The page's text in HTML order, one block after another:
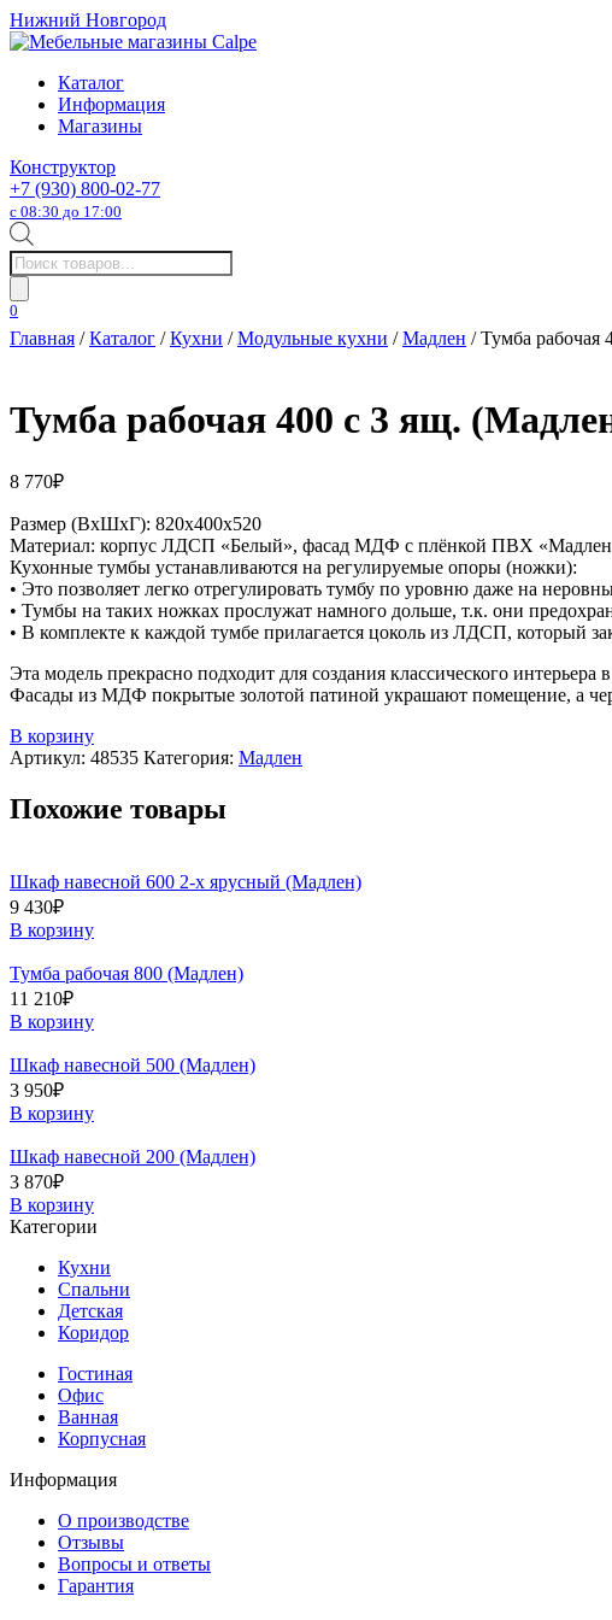
Нижний Новгород
Каталог
Информация
Магазины
Конструктор
+7 (930) 800-02-77
с 08:30 до 17:00
Поиск
товаров
0
Главная /Каталог /Кухни /Модульные кухни /Мадлен / Тумба рабочая
Тумба рабочая 400 с 3 ящ.
8 770₽
Размер (ВхШхГ): 820х400х520
Материал: корпус ЛДСП «Белый», фасад МДФ с плёнкой ПВХ
Кухонные тумбы устанавливаются на регулируемые опоры (ножки):
• Это позволяет легко отрегулировать тумбу по уровню даже на
• Тумбы на таких ножках прослужат намного дольше, т.к. они
• В комплекте к каждой тумбе прилагается цоколь из ЛДСП, который
Эта модель прекрасно подходит для создания классического
Фасады из МДФ покрытые золотой патиной украшают помещение, а
В корзину
Артикул: 48535 Категория: Мадлен
Похожие товары
Шкаф навесной 600 2-х ярусный (Мадлен)
9 430₽
В корзину
Тумба рабочая 800 (Мадлен)
11 210₽
В корзину
Шкаф навесной 500 (Мадлен)
3 950₽
В корзину
Шкаф навесной 200 (Мадлен)
3 870₽
В корзину
Категории
Кухни
Спальни
Детская
Коридор
Гостиная
Офис
Ванная
Корпусная
Информация
О производстве
Отзывы
Вопросы и ответы
Гарантия